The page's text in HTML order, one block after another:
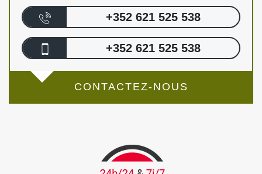
+352 621 525 538
+352 621 525 538
CONTACTEZ-NOUS